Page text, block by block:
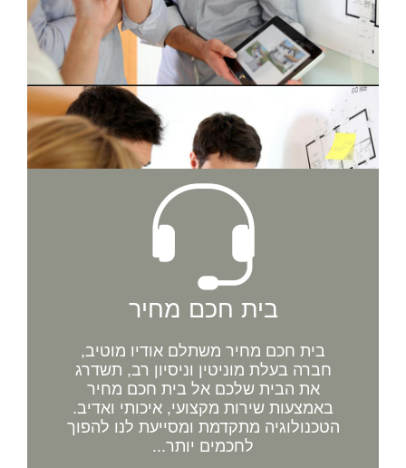
בית חכם מחיר
בית חכם מחיר משתלם אודיו מוטיב,
חברה בעלת מוניטין וניסיון רב, תשדרג
את הבית שלכם אל בית חכם מחיר
באמצעות שירות מקצועי, איכותי ואדיב.
הטכנולוגיה מתקדמת ומסייעת לנו להפוך
לחכמים יותר...